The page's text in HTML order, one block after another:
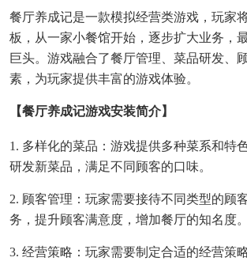
餐厅养成记是一款模拟经营类游戏，玩家
板，从一家小餐馆开始，逐步扩大业务，
巨头。游戏融合了餐厅管理、菜品研发、
素，为玩家提供丰富的游戏体验。
【餐厅养成记游戏安装简介】
1. 多样化的菜品：游戏提供多种菜系和特
研发新菜品，满足不同顾客的口味。
2. 顾客管理：玩家需要接待不同类型的顾
务，提升顾客满意度，增加餐厅的知名度。
3. 经营策略：玩家需要制定合适的经营策